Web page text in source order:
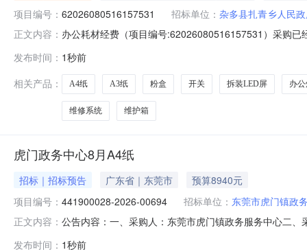
项目编号： 62026080516157531 招标单位： 杂多县扎青乡人民
正文内容： 办公耗材经费（项目编号:62026080516157531）采购
位名称：杂多县扎青乡人民政府采购单位地址：青海省
发布时间： 1秒前
相关产品：
A4纸 A3纸 粉盒 开关 拆装LED屏 办
维修系统 维护箱
虎门政务中心8月A4纸
招标｜招标预告 广东省｜东莞市
预算8940元
项目编号： 441900028-2026-00694 招标单位： 东莞市虎门镇政
正文内容： 公告内容：一、采购人：东莞市虎门镇政务服务中心二
发布时间： 1秒前